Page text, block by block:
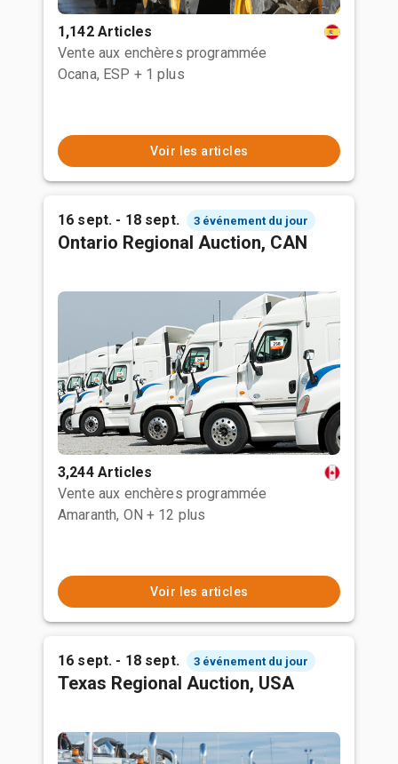
1,142 Articles
Vente aux enchères programmée
Ocana, ESP + 1 plus
Voir les articles
16 sept. - 18 sept. 3 événement du jour
Ontario Regional Auction, CAN
3,244 Articles
Vente aux enchères programmée
Amaranth, ON + 12 plus
Voir les articles
16 sept. - 18 sept. 3 événement du jour
Texas Regional Auction, USA